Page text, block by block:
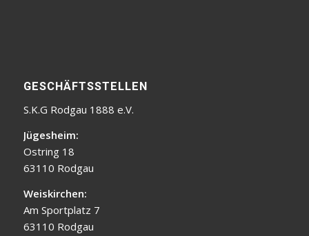
GESCHÄFTSSTELLEN
S.K.G Rodgau 1888 e.V.
Jügesheim:
Ostring 18
63110 Rodgau
Weiskirchen:
Am Sportplatz 7
63110 Rodgau